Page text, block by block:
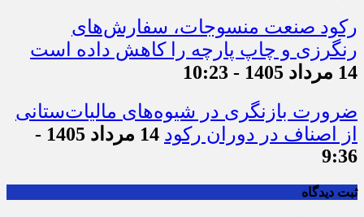
رکود صنعت منسوجات، سفارش‌های
رنگرزی و چاپ پارچه را کاهش داده است
14 مرداد 1405 - 10:23
ضرورت بازنگری در شیوه‌های مالیات‌ستانی
از اصناف در دوران رکود
14 مرداد 1405 -
9:36
ثبت دیدگاه